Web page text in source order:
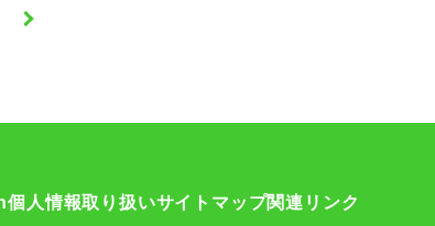
個人情報取り扱いサイトマップ関連リンク